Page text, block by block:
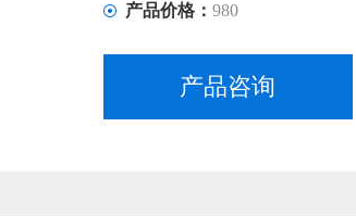
产品价格： 980
产品咨询